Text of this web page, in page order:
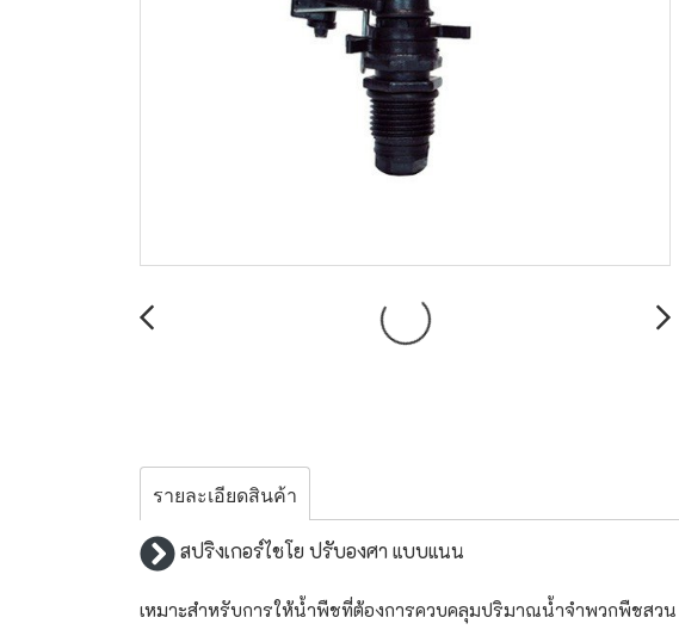
รายละเอียดสินค้า
สปริงเกอร์ไชโย ปรับองศา แบบแนน
เหมาะสำหรับการให้น้ำพืชที่ต้องการควบคลุมปริมาณน้ำจำพวกพืชสว